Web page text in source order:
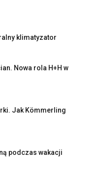
klimatyzator
Nowa rola H+H w
Jak Kömmerling
podczas wakacji